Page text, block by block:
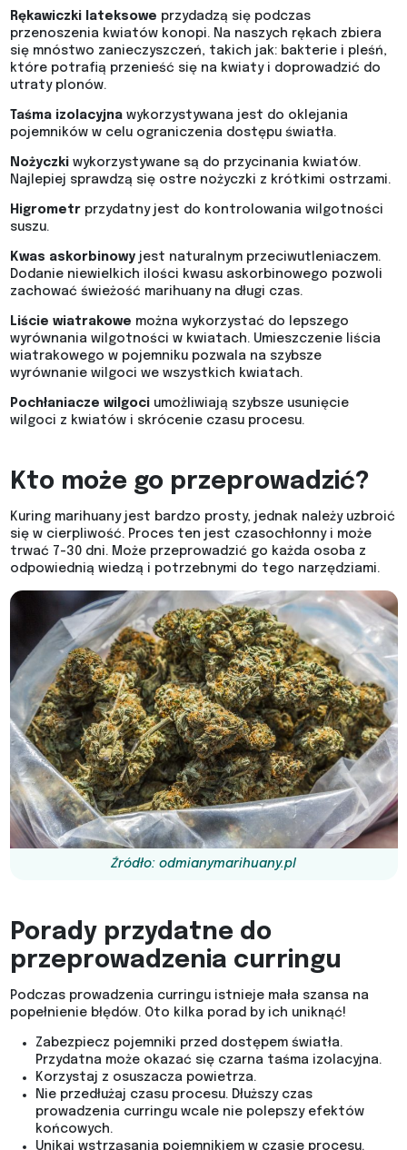
Rękawiczki lateksowe przydadzą się podczas
przenoszenia kwiatów konopi. Na naszych rękach zbiera
się mnóstwo zanieczyszczeń, takich jak: bakterie i pleśń,
które potrafią przenieść się na kwiaty i doprowadzić do
utraty plonów.
Taśma izolacyjna wykorzystywana jest do oklejania
pojemników w celu ograniczenia dostępu światła.
Nożyczkiwykorzystywane są do przycinania kwiatów.
Najlepiej sprawdzą się ostre nożyczki z krótkimi ostrzami.
Higrometrprzydatny jest do kontrolowania wilgotności
suszu.
Kwas askorbinowyjest naturalnym przeciwutleniaczem.
Dodanie niewielkich ilości kwasu askorbinowego pozwoli
zachować świeżość marihuany na długi czas.
Liście wiatrakowe można wykorzystać do lepszego
wyrównania wilgotności w kwiatach. Umieszczenie liścia
wiatrakowego w pojemniku pozwala na szybsze
wyrównanie wilgoci we wszystkich kwiatach.
Pochłaniacze wilgociumożliwiają szybsze usunięcie
wilgoci z kwiatów i skrócenie czasu procesu.
Kto może go przeprowadzić?
Kuring marihuany jest bardzo prosty, jednak należy uzbroić
się w cierpliwość. Proces ten jest czasochłonny i może
trwać 7-30 dni. Może przeprowadzić go każda osoba z
odpowiednią wiedzą i potrzebnymi do tego narzędziami.
Źródło: odmianymarihuany.pl
Porady przydatne do
przeprowadzenia curringu
Podczas prowadzenia curringu istnieje mała szansa na
popełnienie błędów. Oto kilka porad by ich uniknąć!
Zabezpiecz pojemniki przed dostępem światła.
Przydatna może okazać się czarna taśma izolacyjna.
Korzystaj z osuszacza powietrza.
Nie przedłużaj czasu procesu. Dłuższy czas
prowadzenia curringu wcale nie polepszy efektów
końcowych.
Unikaj wstrząsania pojemnikiem w czasie procesu.